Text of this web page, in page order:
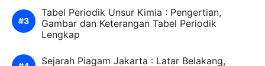
Tabel Periodik Unsur Kimia : Pengertian,
Gambar dan Keterangan Tabel Periodik
Lengkap
Sejarah Piagam Jakarta : Latar Belakang,